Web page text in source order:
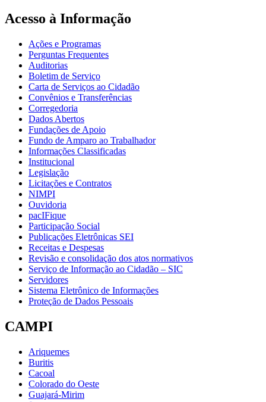
Acesso à Informação
Ações e Programas
Perguntas Frequentes
Auditorias
Boletim de Serviço
Carta de Serviços ao Cidadão
Convênios e Transferências
Corregedoria
Dados Abertos
Fundações de Apoio
Fundo de Amparo ao Trabalhador
Informações Classificadas
Institucional
Legislação
Licitações e Contratos
NIMPI
Ouvidoria
pacIFique
Participação Social
Publicações Eletrônicas SEI
Receitas e Despesas
Revisão e consolidação dos atos normativos
Serviço de Informação ao Cidadão – SIC
Servidores
Sistema Eletrônico de Informações
Proteção de Dados Pessoais
CAMPI
Ariquemes
Buritis
Cacoal
Colorado do Oeste
Guajará-Mirim